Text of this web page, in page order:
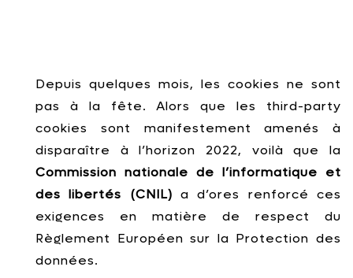
Depuis quelques mois, les cookies ne sont
pas à la fête. Alors que les third-party
cookies sont manifestement amenés à
disparaître à l’horizon 2022, voilà que la
Commission nationale de l’informatique et
des libertés (CNIL) a d’ores renforcé ces
exigences en matière de respect du
Règlement Européen sur la Protection des
données.